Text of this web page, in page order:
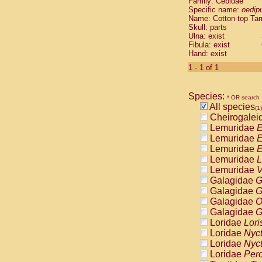
Cebidae
Cebidae
Cebidae
Cebidae
Cebidae
Cebidae
Cebidae
Cebidae
Cebidae
Cebidae
Cebidae
Cebidae
Atelidae
Atelidae
Atelidae
Atelidae
Atelidae
Atelidae
Atelidae
Atelidae
Atelidae
Atelidae
Pitheciidae
Specific name:
Name: Cotton-top
Skull: parts
Ulna: exist
Fibula: exist
Hand: exist
1 - 1 of 1
Species: * OR search
All species(1)
Lemuridae
Lemuridae
Lemuridae
Lemuridae
Lemuridae
Galagidae
Galagidae
Galagidae
Galagidae
Loridae
Loridae
Loridae
Loridae